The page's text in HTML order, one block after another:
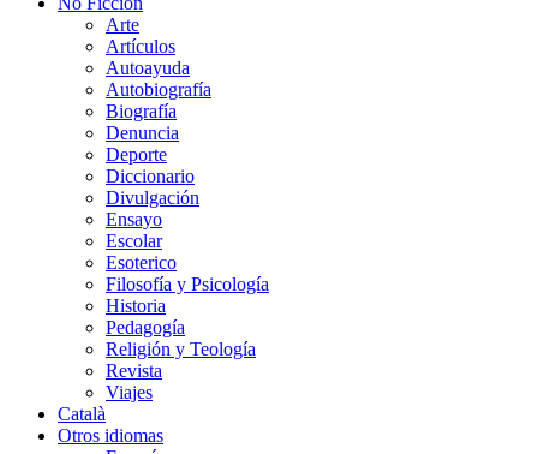
Arte
Artículos
Autoayuda
Autobiografía
Biografía
Denuncia
Deporte
Diccionario
Divulgación
Ensayo
Escolar
Esoterico
Filosofía y Psicología
Historia
Pedagogía
Religión y Teología
Revista
Viajes
Català
Otros idiomas